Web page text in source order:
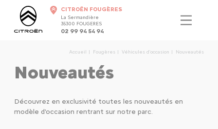
CITROËN FOUGÈRES
La Sermandière
35300 FOUGERES
02 99 94 54 94
Accueil Fougères Véhicules d'occasion Nouveautés
Nouveautés
Découvrez en exclusivité toutes les nouveautés en
modèle d'occasion rentrant sur notre parc.